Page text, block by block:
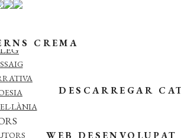
CREMA
DESCARREGAR
WEB